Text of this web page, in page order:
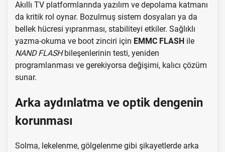
Akıllı TV platformlarında yazılım ve depolama katmanı
da kritik rol oynar. Bozulmuş sistem dosyaları ya da
bellek hücresi yıpranması, stabiliteyi etkiler. Sağlıklı
yazma-okuma ve boot zinciri için EMMC FLASH ile
NAND FLASHbileşenlerinin testi, yeniden
programlanması ve gerekiyorsa değişimi, kalıcı çözüm
sunar.
Arka aydınlatma ve optik dengenin
korunması
Solma, lekelenme, gölgelenme gibi şikayetlerde arka